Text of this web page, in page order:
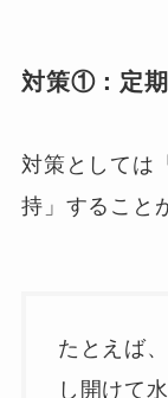
対策①： 定
対策としては
持」すること
たとえば
し開けて